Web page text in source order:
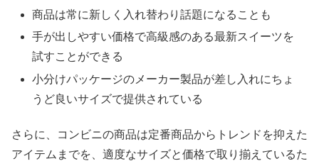
商品は常に新しく入れ替わり話題になることも
手が出しやすい価格で高級感のある最新スイーツを
試すことができる
小分けパッケージのメーカー製品が差し入れにちょ
うど良いサイズで提供されている
さらに、コンビニの商品は定番商品からトレンドを抑えた
アイテムまでを、適度なサイズと価格で取り揃えているた